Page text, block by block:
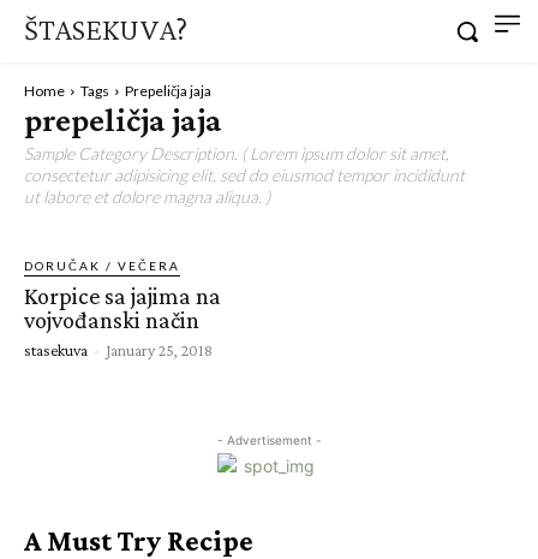
ŠTASEKUVA?
Home Tags Prepeličja jaja
prepeličja jaja
Sample Category Description. ( Lorem ipsum dolor sit amet,
consectetur adipisicing elit, sed do eiusmod tempor incididunt
ut labore et dolore magna aliqua. )
DORUČAK / VEČERA
Korpice sa jajima na
vojvođanski način
stasekuva - January 25, 2018
- Advertisement -
A Must Try Recipe